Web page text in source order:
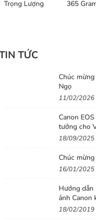
Trọng Lượng 365
TỨC
Chúc
Ngọ
11/02/2026
Canon
tưởng cho
bắt đầu
18/09/2025
Chúc
16/01/2025
Hướng
ảnh Canon
18/02/2019